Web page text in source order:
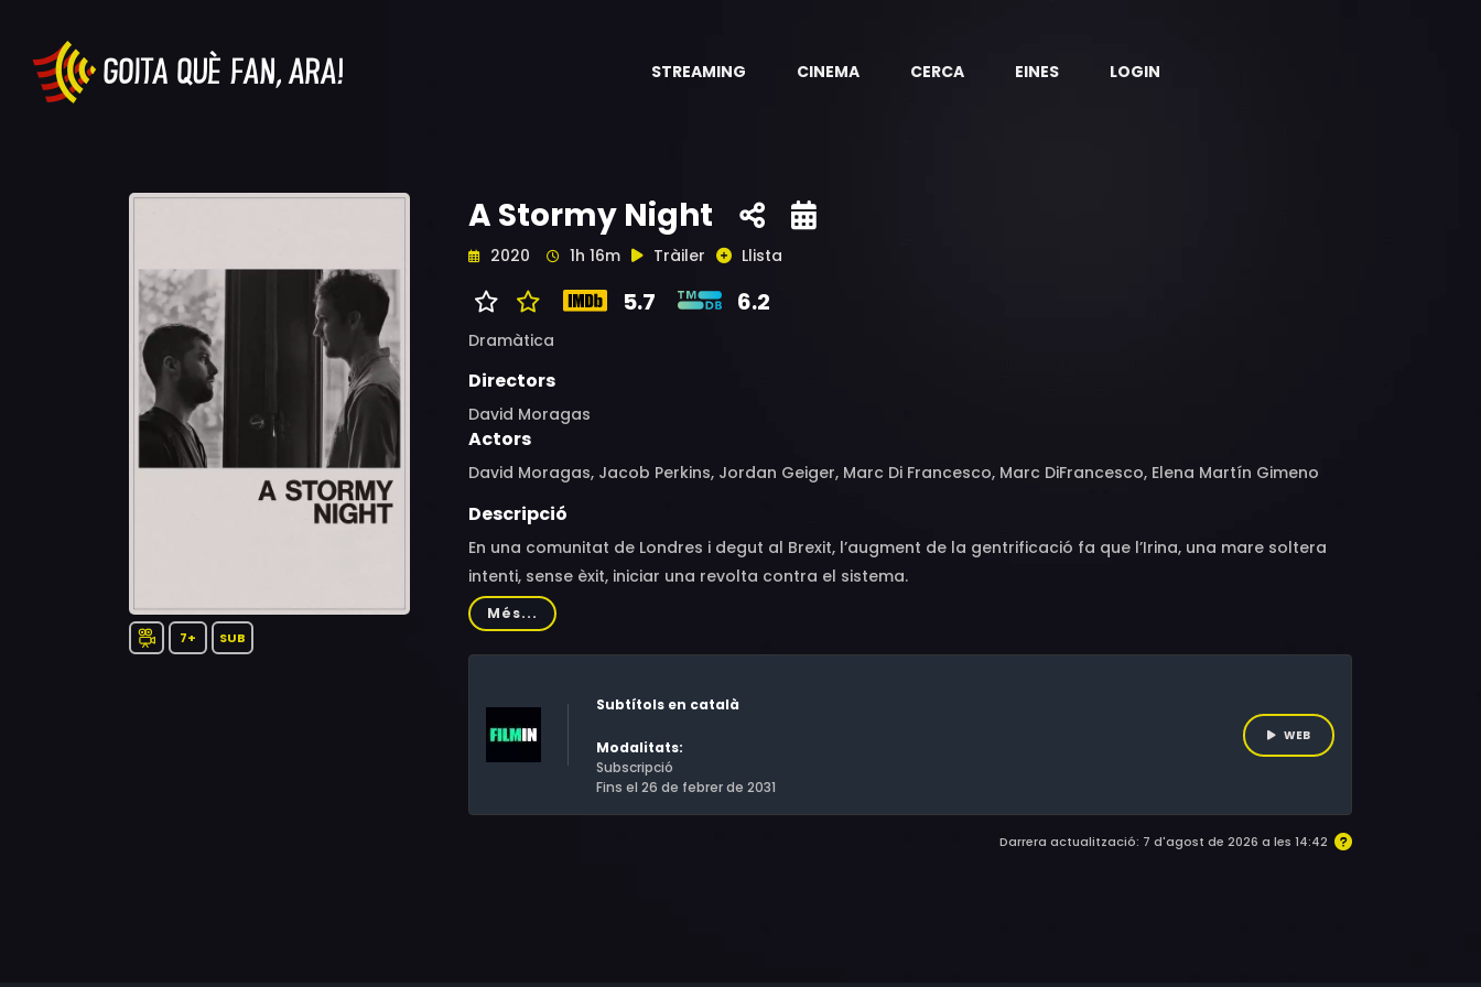
STREAMING CINEMA CERCA EINES LOGIN
7+ SUB
A Stormy Night
2020 1h 16m Tràiler Llista
5.7 6.2
Dramàtica
Directors
David Moragas
Actors
David Moragas, Jacob Perkins, Jordan Geiger, Marc Di Francesco, Marc DiFrancesco, Elena Martín Gimeno
Descripció
En una comunitat de Londres i degut al Brexit, l’augment de la gentrificació fa que l’Irina, una mare soltera
intenti, sense èxit, iniciar una revolta contra el sistema.
Més...
Subtítols en català
Modalitats:
Subscripció
Fins el 26 de febrer de 2031
WEB
Darrera actualització: 7 d'agost de 2026 a les 14:42